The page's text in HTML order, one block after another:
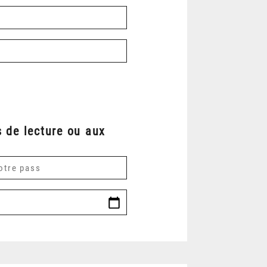
de lecture ou aux